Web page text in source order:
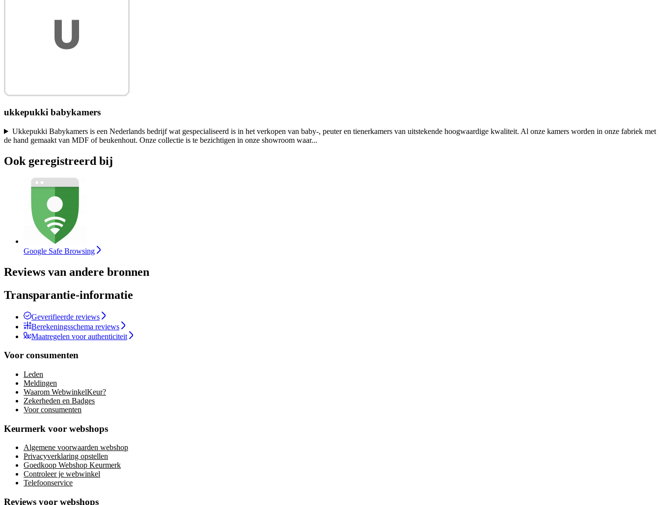
ukkepukki babykamers
Ukkepukki Babykamers is een Nederlands bedrijf wat gespecialiseerd is in het verkopen van baby-, peuter en tienerkamers van uitstekende hoogwaardige kwaliteit. Al onze kamers worden in onze fabriek met
de hand gemaakt van MDF of beukenhout. Onze collectie is te bezichtigen in onze showroom waar...
Ook geregistreerd bij
Google Safe Browsing
Reviews van andere bronnen
Transparantie-informatie
Geverifieerde reviews
Berekeningsschema reviews
Maatregelen voor authenticiteit
Voor consumenten
Leden
Meldingen
Waarom WebwinkelKeur?
Zekerheden en Badges
Voor consumenten
Keurmerk voor webshops
Algemene voorwaarden webshop
Privacyverklaring opstellen
Goedkoop Webshop Keurmerk
Controleer je webwinkel
Telefoonservice
Reviews voor webshops